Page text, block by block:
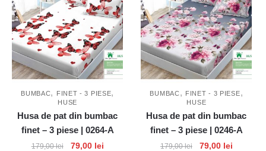
BUMBAC, FINET - 3 PIESE,
HUSE
Husa de pat din bumbac
finet – 3 piese | 0264-A
179,00lei
Prețul
79,00 leiPrețul
BUMBAC, FINET - 3 PIESE,
HUSE
Husa de pat din bumbac
finet – 3 piese | 0246-A
179,00lei
Prețul
79,00 leiPrețul